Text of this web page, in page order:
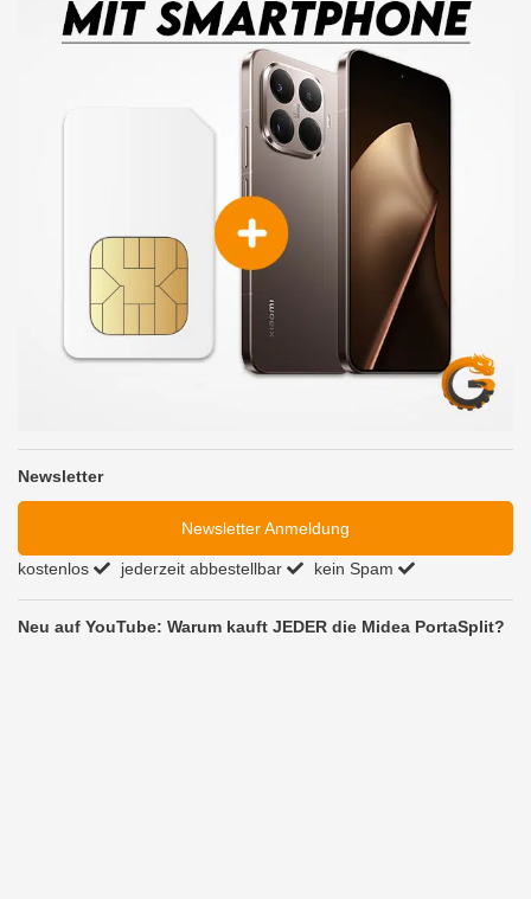
Newsletter
Newsletter Anmeldung
kostenlos jederzeit abbestellbar kein Spam
Neu auf YouTube: Warum kauft JEDER die Midea PortaSplit?